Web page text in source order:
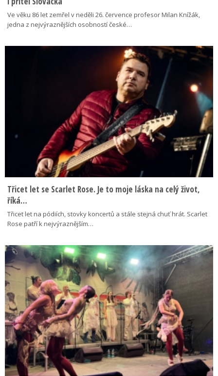
Ve věku 86 let zemřel v neděli 26. července profesor Milan Knížák,
jedna z nejvýraznějších osobností české…
Třicet let se Scarlet Rose. Je to moje láska na celý život,
říká…
Třicet let na pódiích, stovky koncertů a stále stejná chuť hrát. Scarlet
Rose patří k nejvýraznějším…